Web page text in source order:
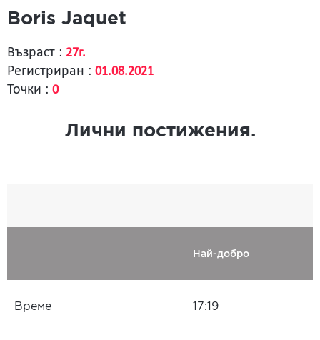
Boris Jaquet
Възраст : 27г.
Регистриран : 01.08.2021
Точки : 0
Лични постижения.
Най-добро
Време 17:19